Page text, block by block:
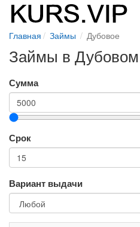
Главная Займы Дубовое
Займы в Дубовом
Сумма
Срок
Вариант выдачи